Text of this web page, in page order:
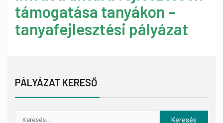
támogatása tanyákon –
tanyafejlesztési pályázat
PÁLYÁZAT KERESŐ